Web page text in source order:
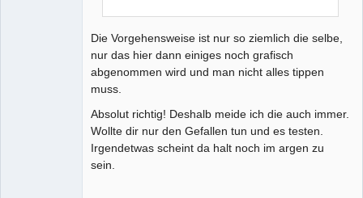
Die Vorgehensweise ist nur so ziemlich die selbe,
nur das hier dann einiges noch grafisch
abgenommen wird und man nicht alles tippen
muss.
Absolut richtig! Deshalb meide ich die auch immer.
Wollte dir nur den Gefallen tun und es testen.
Irgendetwas scheint da halt noch im argen zu
sein.